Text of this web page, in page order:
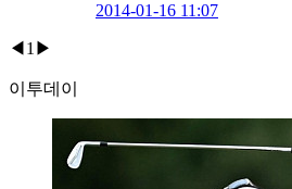
2014-01-16 11:07
◀ 1 ▶
이투데이